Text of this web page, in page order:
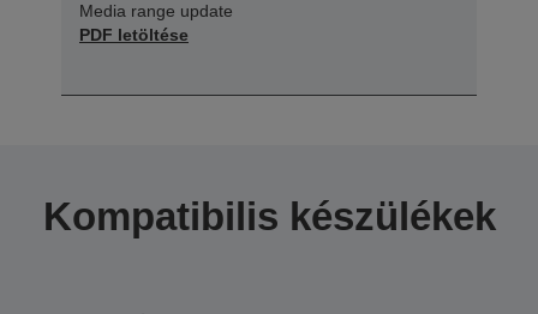
Media range update
PDF letöltése
Kompatibilis készülékek